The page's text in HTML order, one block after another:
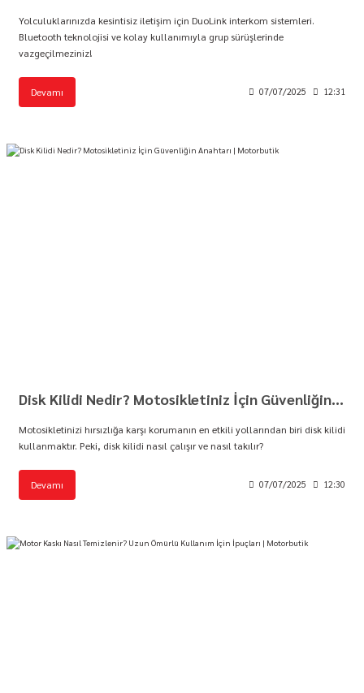
Yolculuklarınızda kesintisiz iletişim için DuoLink interkom sistemleri.
Bluetooth teknolojisi ve kolay kullanımıyla grup sürüşlerinde
vazgeçilmeziniz!
Devamı 07/07/2025 12:31
Disk Kilidi Nedir? Motosikletiniz İçin Güvenliğin Anahtarı | Motorbutik
Motosikletinizi hırsızlığa karşı korumanın en etkili yollarından biri disk kilidi
kullanmaktır. Peki, disk kilidi nasıl çalışır ve nasıl takılır?
Devamı 07/07/2025 12:30